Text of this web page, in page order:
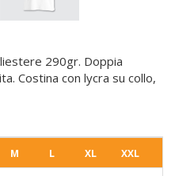
290gr. Doppia
Costina con lycra su collo,
M L XL XXL